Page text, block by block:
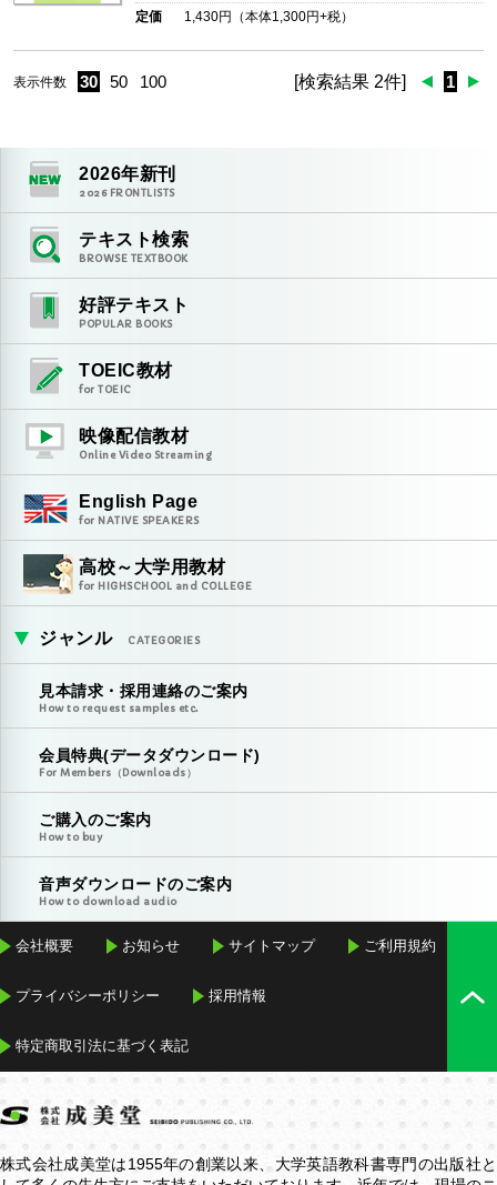
定価
1,430円（本体1,300円+税）
表示件数 30 50 100 [検索結果 2件] 1
2026年新刊
2026FRONTLISTS
テキスト検索
BROWSE TEXTBOOK
好評テキスト
POPULAR BOOKS
TOEIC教材
for TOEIC
映像配信教材
Online Video Streaming
English Page
for NATIVE SPEAKERS
高校～大学用教材
for HIGHSCHOOL and COLLEGE
ジャンル CATEGORIES
見本請求・採用連絡のご案内
How to request samples etc.
会員特典(データダウンロード)
For Members（Downloads）
ご購入のご案内
How to buy
音声ダウンロードのご案内
How to download audio
会社概要 お知らせ サイトマップ ご利用規約
プライバシーポリシー 採用情報
特定商取引法に基づく表記
株式会社成美堂は1955年の創業以来、大学英語教科書専門の出版社と